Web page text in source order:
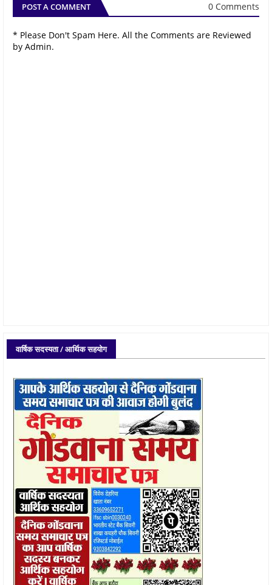
POST A COMMENT 0 Comments
* Please Don't Spam Here. All the Comments are Reviewed
by Admin.
वार्षिक सदस्यता / आर्थिक सहयोग